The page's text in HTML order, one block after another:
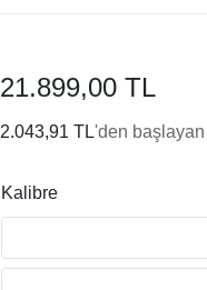
21.899,00 TL
2.043,91 TL'den
Kalibre